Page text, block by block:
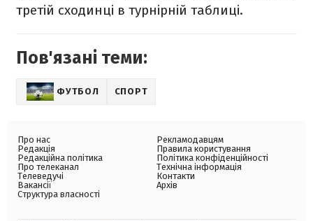
третій сходинці в турнірній таблиці.
Пов'язані теми:
ФУТБОЛ СПОРТ
Про нас
Редакція
Редакційна політика
Про телеканал
Телеведучі
Вакансії
Структура власності
Рекламодавцям
Правила користування
Політика конфіденційності
Технічна інформація
Контакти
Архів